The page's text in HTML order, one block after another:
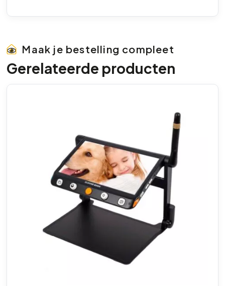
Maak je bestelling compleet
Gerelateerde producten